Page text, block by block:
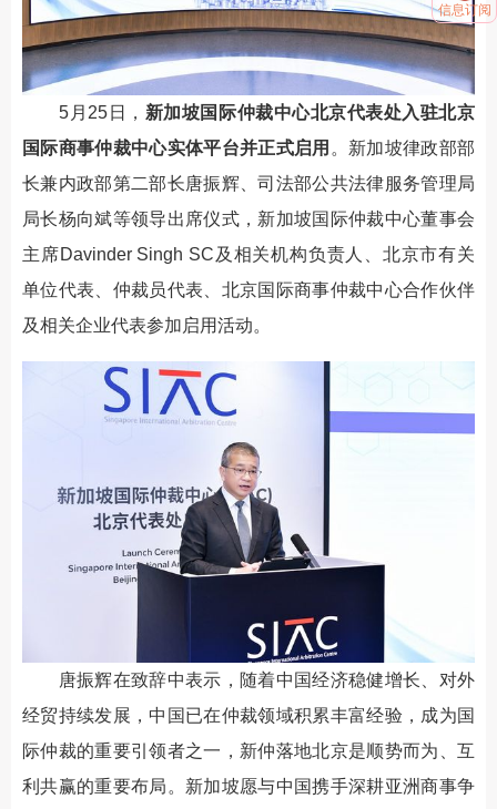
信息订阅
5月25日， 新加坡国际仲裁中心北京代表处入驻北京
国际商事仲裁中心实体平台并正式启用 。新加坡律政部部
长兼内政部第二部长唐振辉、司法部公共法律服务管理局
局长杨向斌等领导出席仪式，新加坡国际仲裁中心董事会
主席Davinder Singh SC及相关机构负责人、北京市有关
单位代表、仲裁员代表、北京国际商事仲裁中心合作伙伴
及相关企业代表参加启用活动。
唐振辉在致辞中表示，随着中国经济稳健增长、对外
经贸持续发展，中国已在仲裁领域积累丰富经验，成为国
际仲裁的重要引领者之一，新仲落地北京是顺势而为、互
利共赢的重要布局。新加坡愿与中国携手深耕亚洲商事争